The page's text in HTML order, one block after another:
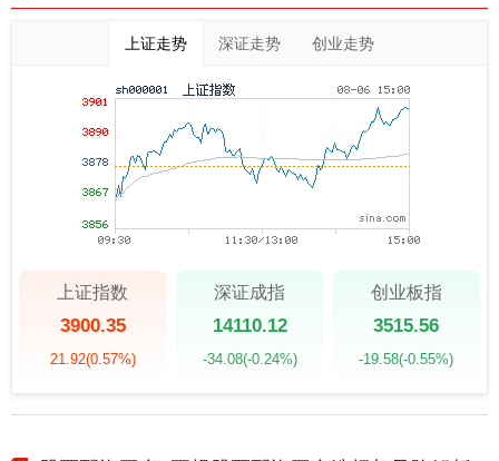
上证走势 深证走势 创业走势
上证指数
3900.35
21.92(0.57%)
深证成指
14110.12
-34.08(-0.24%)
创业板指
3515.56
-19.58(-0.55%)